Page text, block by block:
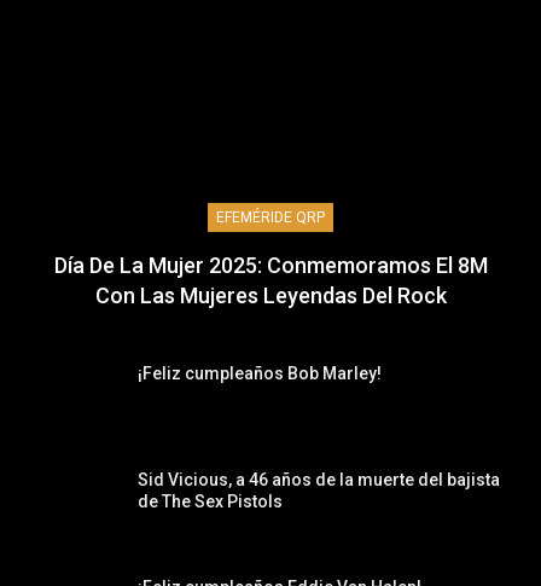
EFEMÉRIDE QRP
Día De La Mujer 2025: Conmemoramos El 8M
Con Las Mujeres Leyendas Del Rock
¡Feliz cumpleaños Bob Marley!
Sid Vicious, a 46 años de la muerte del bajista
de The Sex Pistols